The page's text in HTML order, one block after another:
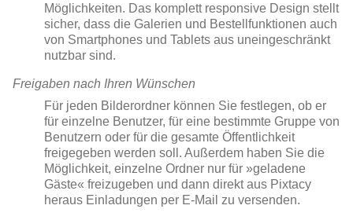
Möglichkeiten. Das komplett responsive Design stellt
sicher, dass die Galerien und Bestellfunktionen auch
von Smartphones und Tablets aus uneingeschränkt
nutzbar sind.
Freigaben nach Ihren Wünschen
Für jeden Bilderordner können Sie festlegen, ob er
für einzelne Benutzer, für eine bestimmte Gruppe von
Benutzern oder für die gesamte Öffentlichkeit
freigegeben werden soll. Außerdem haben Sie die
Möglichkeit, einzelne Ordner nur für »geladene
Gäste« freizugeben und dann direkt aus Pixtacy
heraus Einladungen per E-Mail zu versenden.